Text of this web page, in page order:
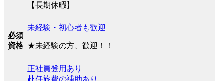
【長期休暇】
必須
資格
未経験・初心者も歓迎
★未経験の方、歓迎！！
正社員登用あり
赴任旅費の補助あり